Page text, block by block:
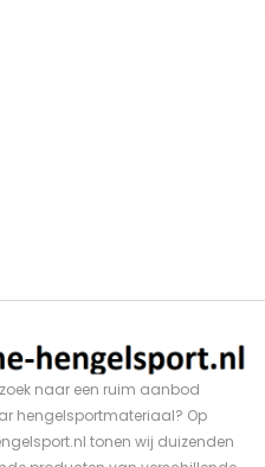
naar een ruim aanbod
hengelsportmateriaal? Op
tonen wij duizenden